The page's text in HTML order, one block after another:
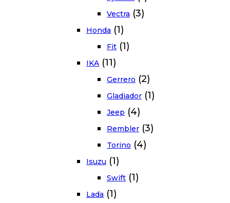
Vectra (3)
Honda (1)
Fit (1)
IKA (11)
Gerrero (2)
Gladiador (1)
Jeep (4)
Rembler (3)
Torino (4)
Isuzu (1)
Swift (1)
Lada (1)